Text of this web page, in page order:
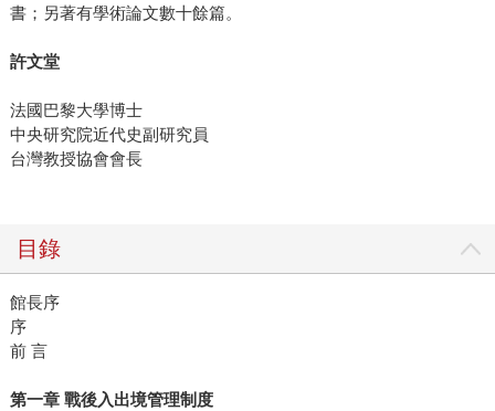
書；另著有學術論文數十餘篇。
許文堂
法國巴黎大學博士
中央研究院近代史副研究員
台灣教授協會會長
目錄
館長序
序
前 言
第一章 戰後入出境管理制度